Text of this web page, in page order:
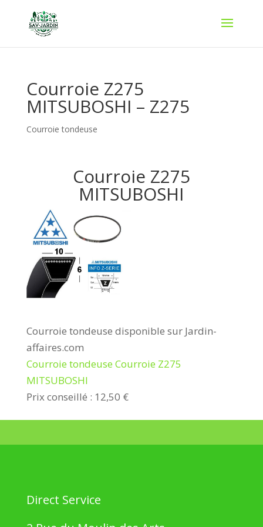
Courroie Z275
MITSUBOSHI – Z275
Courroie tondeuse
Courroie Z275
MITSUBOSHI
Courroie tondeuse disponible sur Jardin-
affaires.com
Courroie tondeuse Courroie Z275
MITSUBOSHI
Prix conseillé : 12,50 €
Direct Service